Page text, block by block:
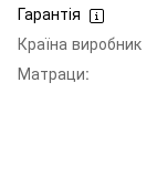
Гарантія
Країна виробник
Матраци: